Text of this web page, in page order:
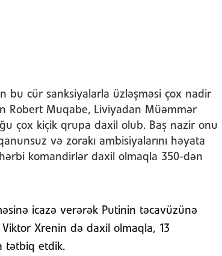
bu cür sanksiyalarla üzləşməsi çox nadir
Robert Muqabe, Liviyadan Müəmmər
çox kiçik qrupa daxil olub. Baş nazir onu
və zorakı ambisiyalarını həyata
komandirlər daxil olmaqla 350-dən
icazə verərək Putinin təcavüzünə
Xrenin də daxil olmaqla, 13
tətbiq etdik.